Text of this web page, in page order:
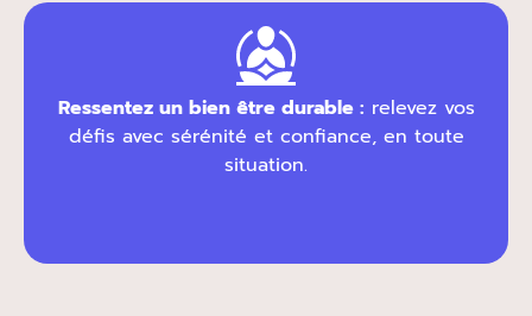
Ressentez un bien être durable : relevez vos
défis avec sérénité et confiance, en toute
situation.